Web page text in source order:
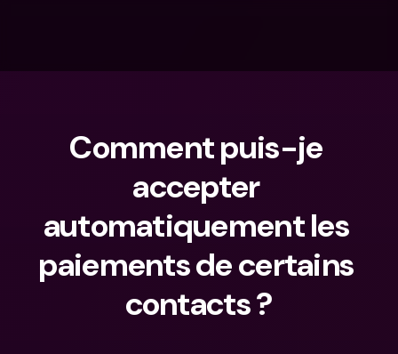
Comment puis-je
accepter
automatiquement les
paiements de certains
contacts ?